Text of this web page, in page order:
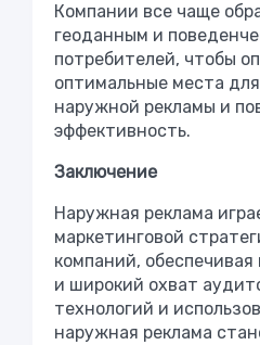
Компании все чаще
геоданным и
потребителей, чтобы
оптимальные места
наружной рекламы и
эффективность.
Заключение
Наружная реклама
маркетинговой
компаний,
и широкий охват
технологий и
наружная реклама